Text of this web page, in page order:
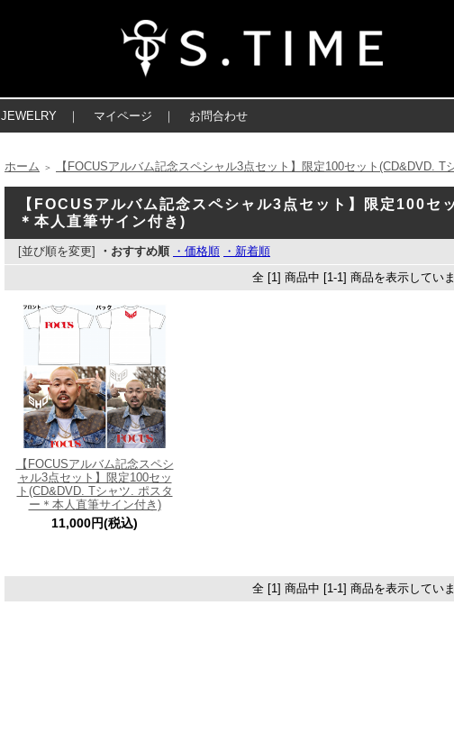
JEWELRY ｜ マイページ ｜ お問合わせ
ホーム ＞ 【FOCUSアルバム記念スペシャル3点セット】限定100セット(CD&DVD.
【FOCUSアルバム記念スペシャル3点セット】限定100
＊本人直筆サイン付き)
[並び順を変更] ・おすすめ順 ・価格順 ・新着順
全 [1] 商品中 [1-1] 商品を表示してい
【FOCUSアルバム記念スペシ
ャル3点セット】限定100セッ
ト(CD&DVD. Tシャツ. ポスタ
ー＊本人直筆サイン付き)
11,000円(税込)
全 [1] 商品中 [1-1] 商品を表示してい